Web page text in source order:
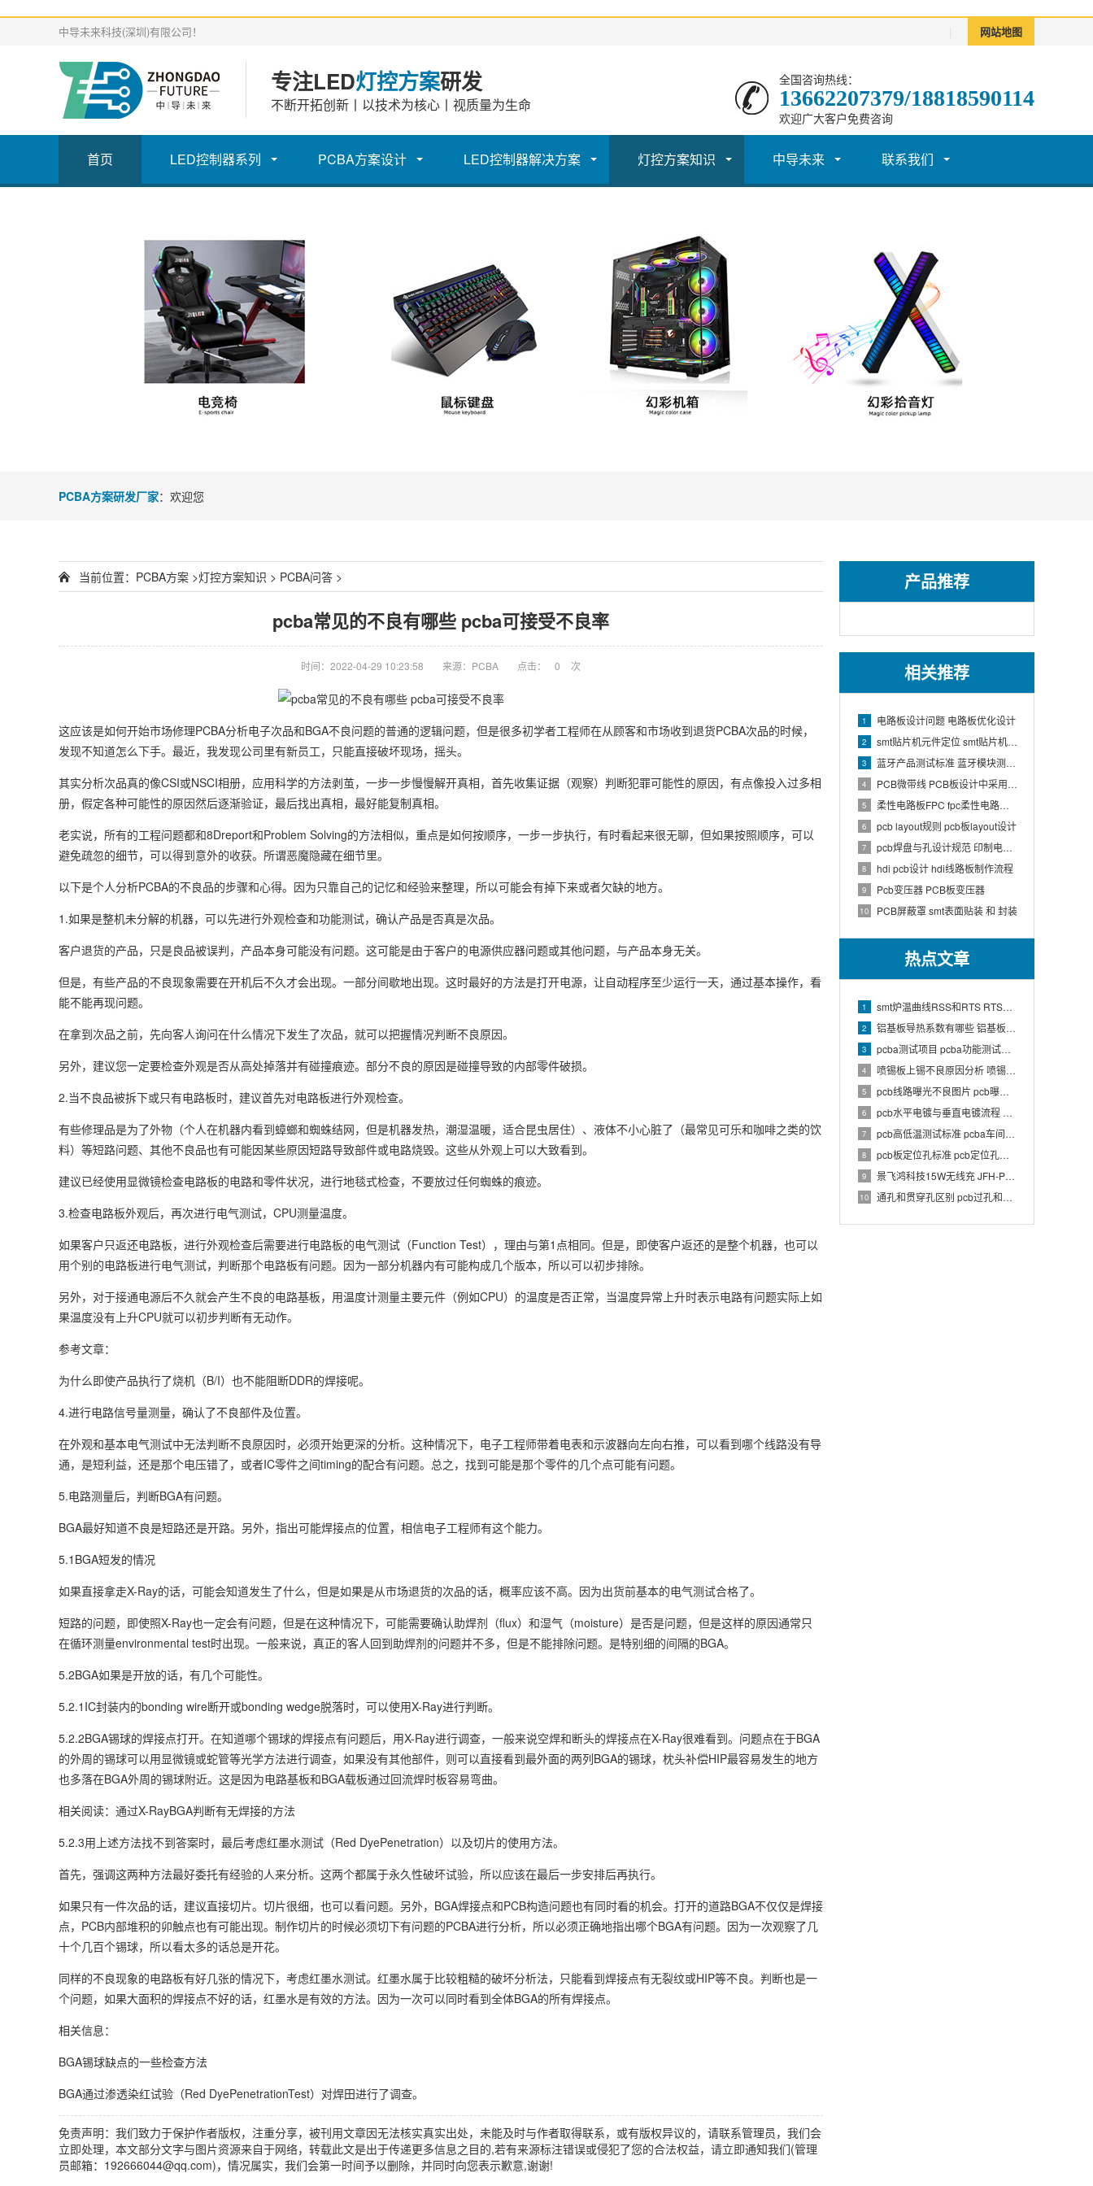
网站地图
中导未来科技(深圳)有限公司！
专注LED灯控方案研发
不断开拓创新丨以技术为核心丨视质量为生命
全国咨询热线：
13662207379/18818590114
欢迎广大客户免费咨询
首页 LED控制器系列 PCBA方案设计 LED控制器解决方案 灯控方案知识 中导未来 联系我们
PCBA方案研发厂家：欢迎您
产品推荐
相关推荐
1 电路板设计问题 电路板优化设计
2 smt贴片机元件定位 smt贴片机结构
3 蓝牙产品测试标准 蓝牙模块测试方法
4 PCB微带线 PCB板设计中采用微带线和带状线,应用到什么原理
5 柔性电路板FPC fpc柔性电路板生产流程介绍
6 pcb layout规则 pcb板layout设计
7 pcb焊盘与孔设计规范 印制电路板上焊盘的大小及引线的孔径如何确定
8 hdi pcb设计 hdi线路板制作流程
9 Pcb变压器 PCB板变压器
10 PCB屏蔽罩 smt表面贴装 和 封装
热点文章
1 smt炉温曲线RSS和RTS RTS炉温曲线
2 铝基板导热系数有哪些 铝基板的导热系数和热阻
3 pcba测试项目 pcba功能测试有哪些项
4 喷锡板上锡不良原因分析 喷锡板不上锡处理
5 pcb线路曝光不良图片 pcb曝光工艺原理
6 pcb水平电镀与垂直电镀流程 pcb电镀工艺介绍
7 pcb高低温测试标准 pcba车间温湿度要求
8 pcb板定位孔标准 pcb定位孔和定位柱要求
9 景飞鸿科技15W无线充 JFH-PWC-TX033 1.0 PCBA 规格书
10 通孔和贯穿孔区别 pcb过孔和通孔区别
当前位置： PCBA方案 >灯控方案知识 > PCBA问答 >
pcba常见的不良有哪些 pcba可接受不良率
时间：2022-04-29 10:23:58 来源：PCBA 点击： 0 次
这应该是如何开始市场修理PCBA分析电子次品和BGA不良问题的普通的逻辑问题，但是很多初学者工程师在从顾客和市场收到退货PCBA次品的时候，
发现不知道怎么下手。最近，我发现公司里有新员工，只能直接破坏现场，摇头。
其实分析次品真的像CSI或NSCI相册，应用科学的方法剥茧，一步一步慢慢解开真相，首先收集证据（观察）判断犯罪可能性的原因，有点像投入过多相
册，假定各种可能性的原因然后逐渐验证，最后找出真相，最好能复制真相。
老实说，所有的工程问题都和8Dreport和Problem Solving的方法相似，重点是如何按顺序，一步一步执行，有时看起来很无聊，但如果按照顺序，可以
避免疏忽的细节，可以得到意外的收获。所谓恶魔隐藏在细节里。
以下是个人分析PCBA的不良品的步骤和心得。因为只靠自己的记忆和经验来整理，所以可能会有掉下来或者欠缺的地方。
1.如果是整机未分解的机器，可以先进行外观检查和功能测试，确认产品是否真是次品。
客户退货的产品，只是良品被误判，产品本身可能没有问题。这可能是由于客户的电源供应器问题或其他问题，与产品本身无关。
但是，有些产品的不良现象需要在开机后不久才会出现。一部分间歇地出现。这时最好的方法是打开电源，让自动程序至少运行一天，通过基本操作，看
能不能再现问题。
在拿到次品之前，先向客人询问在什么情况下发生了次品，就可以把握情况判断不良原因。
另外，建议您一定要检查外观是否从高处掉落并有碰撞痕迹。部分不良的原因是碰撞导致的内部零件破损。
2.当不良品被拆下或只有电路板时，建议首先对电路板进行外观检查。
有些修理品是为了外物（个人在机器内看到蟑螂和蜘蛛结网，但是机器发热，潮湿温暖，适合昆虫居住）、液体不小心脏了（最常见可乐和咖啡之类的饮
料）等短路问题、其他不良品也有可能因某些原因短路导致部件或电路烧毁。这些从外观上可以大致看到。
建议已经使用显微镜检查电路板的电路和零件状况，进行地毯式检查，不要放过任何蜘蛛的痕迹。
3.检查电路板外观后，再次进行电气测试，CPU测量温度。
如果客户只返还电路板，进行外观检查后需要进行电路板的电气测试（Function Test），理由与第1点相同。但是，即使客户返还的是整个机器，也可以
用个别的电路板进行电气测试，判断那个电路板有问题。因为一部分机器内有可能构成几个版本，所以可以初步排除。
另外，对于接通电源后不久就会产生不良的电路基板，用温度计测量主要元件（例如CPU）的温度是否正常，当温度异常上升时表示电路有问题实际上如
果温度没有上升CPU就可以初步判断有无动作。
参考文章：
为什么即使产品执行了烧机（B/I）也不能阻断DDR的焊接呢。
4.进行电路信号量测量，确认了不良部件及位置。
在外观和基本电气测试中无法判断不良原因时，必须开始更深的分析。这种情况下，电子工程师带着电表和示波器向左向右推，可以看到哪个线路没有导
通，是短利益，还是那个电压错了，或者IC零件之间timing的配合有问题。总之，找到可能是那个零件的几个点可能有问题。
5.电路测量后，判断BGA有问题。
BGA最好知道不良是短路还是开路。另外，指出可能焊接点的位置，相信电子工程师有这个能力。
5.1BGA短发的情况
如果直接拿走X-Ray的话，可能会知道发生了什么，但是如果是从市场退货的次品的话，概率应该不高。因为出货前基本的电气测试合格了。
短路的问题，即使照X-Ray也一定会有问题，但是在这种情况下，可能需要确认助焊剂（flux）和湿气（moisture）是否是问题，但是这样的原因通常只
在循环测量environmental test时出现。一般来说，真正的客人回到助焊剂的问题并不多，但是不能排除问题。是特别细的间隔的BGA。
5.2BGA如果是开放的话，有几个可能性。
5.2.1IC封装内的bonding wire断开或bonding wedge脱落时，可以使用X-Ray进行判断。
5.2.2BGA锡球的焊接点打开。在知道哪个锡球的焊接点有问题后，用X-Ray进行调查，一般来说空焊和断头的焊接点在X-Ray很难看到。问题点在于BGA
的外周的锡球可以用显微镜或蛇管等光学方法进行调查，如果没有其他部件，则可以直接看到最外面的两列BGA的锡球，枕头补偿HIP最容易发生的地方
也多落在BGA外周的锡球附近。这是因为电路基板和BGA载板通过回流焊时板容易弯曲。
相关阅读：通过X-RayBGA判断有无焊接的方法
5.2.3用上述方法找不到答案时，最后考虑红墨水测试（Red DyePenetration）以及切片的使用方法。
首先，强调这两种方法最好委托有经验的人来分析。这两个都属于永久性破坏试验，所以应该在最后一步安排后再执行。
如果只有一件次品的话，建议直接切片。切片很细，也可以看问题。另外，BGA焊接点和PCB构造问题也有同时看的机会。打开的道路BGA不仅仅是焊接
点，PCB内部堆积的卯触点也有可能出现。制作切片的时候必须切下有问题的PCBA进行分析，所以必须正确地指出哪个BGA有问题。因为一次观察了几
十个几百个锡球，所以看太多的话总是开花。
同样的不良现象的电路板有好几张的情况下，考虑红墨水测试。红墨水属于比较粗糙的破坏分析法，只能看到焊接点有无裂纹或HIP等不良。判断也是一
个问题，如果大面积的焊接点不好的话，红墨水是有效的方法。因为一次可以同时看到全体BGA的所有焊接点。
相关信息：
BGA锡球缺点的一些检查方法
BGA通过渗透染红试验（Red DyePenetrationTest）对焊田进行了调查。
免责声明：我们致力于保护作者版权，注重分享，被刊用文章因无法核实真实出处，未能及时与作者取得联系，或有版权异议的，请联系管理员，我们会
立即处理，本文部分文字与图片资源来自于网络，转载此文是出于传递更多信息之目的,若有来源标注错误或侵犯了您的合法权益，请立即通知我们(管理
员邮箱：192666044@qq.com)，情况属实，我们会第一时间予以删除，并同时向您表示歉意,谢谢!